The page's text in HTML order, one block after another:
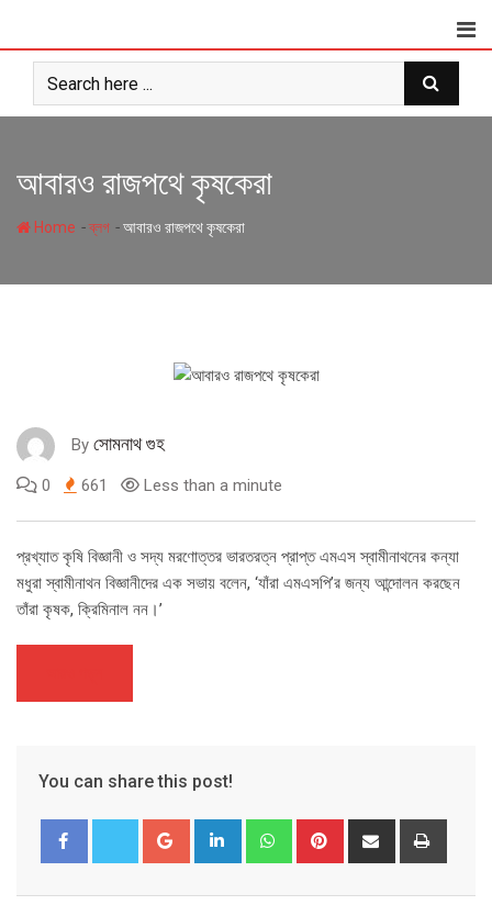
content
আবারও রাজপথে কৃষকেরা
Home -ব্লগ -আবারও রাজপথে কৃষকেরা
By সোমনাথ গুহ
0 661 Less than a minute
প্রখ্যাত কৃষি বিজ্ঞানী ও সদ্য মরণোত্তর ভারতরত্ন প্রাপ্ত এমএস স্বামীনাথনের কন্যা
মধুরা স্বামীনাথন বিজ্ঞানীদের এক সভায় বলেন, ‘যাঁরা এমএসপি’র জন্য আন্দোলন করছেন
তাঁরা কৃষক, ক্রিমিনাল নন।’
You can share this post!
Google+ LinkedIn WhatsappPinterest Share